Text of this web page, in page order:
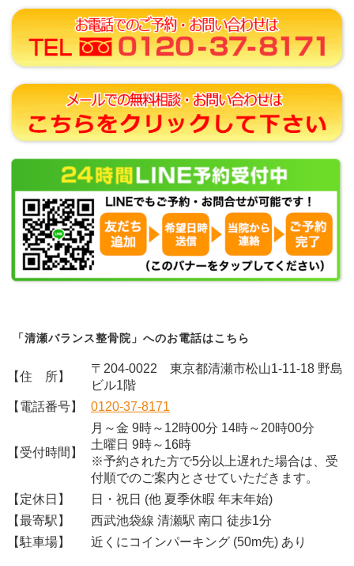
「清瀬バランス整骨院」へのお電話はこちら
【住 所】
〒204-0022 東京都清瀬市松山1-11-18 野島
ビル1階
【電話番号】
0120-37-8171
【受付時間】
月～金 9時～12時00分 14時～20時00分
土曜日 9時～16時
※予約された方で5分以上遅れた場合は、受
付順でのご案内とさせていただきます。
【定休日】
日・祝日 (他 夏季休暇 年末年始)
【最寄駅】
西武池袋線 清瀬駅 南口 徒歩1分
【駐車場】
近くにコインパーキング (50m先) あり